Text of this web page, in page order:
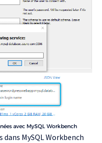
avec MySQL Workbench
MySQL Workbench